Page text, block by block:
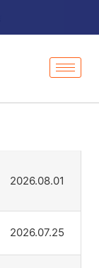
2026.08.01
2026.07.25